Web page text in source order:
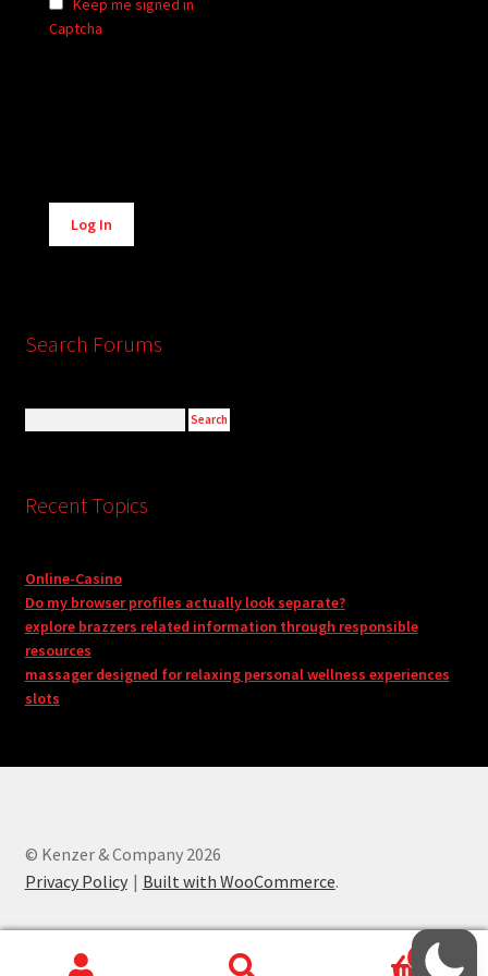
Keep me signed in
Captcha
Alternative:
Log In
Search Forums
Recent Topics
Online-Casino
Do my browser profiles actually look separate?
explore brazzers related information through responsible
resources
massager designed for relaxing personal wellness experiences
slots
© Kenzer & Company 2026
Privacy Policy
Built with WooCommerce.